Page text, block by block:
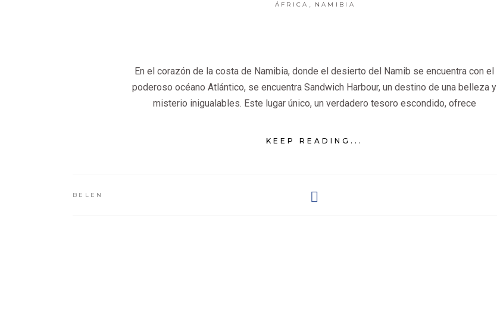
ÁFRICA NAMIBIA
En el corazón de la costa de Namibia, donde el desierto del Namib se encuentra con el
poderoso océano Atlántico, se encuentra Sandwich Harbour, un destino de una belleza y
misterio inigualables. Este lugar único, un verdadero tesoro escondido, ofrece
KEEP READING...
BELEN